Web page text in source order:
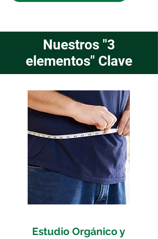
Nuestros "3
elementos" Clave
Estudio Orgánico y